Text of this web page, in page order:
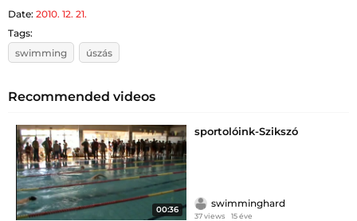
Date: 2010. 12. 21.
Tags:
swimming
úszás
Recommended videos
00:36
sportolóink-Szikszó
swimminghard
37 views 15 éve